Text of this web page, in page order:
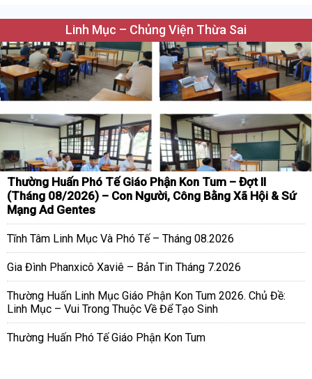
Linh Mục – Chủng Viện Thừa Sai
Thường Huấn Phó Tế Giáo Phận Kon Tum – Đợt II
(Tháng 08/2026) – Con Người, Công Bằng Xã Hội & Sứ
Mạng Ad Gentes
Tĩnh Tâm Linh Mục Và Phó Tế – Tháng 08.2026
Gia Đình Phanxicô Xaviê – Bản Tin Tháng 7.2026
Thường Huấn Linh Mục Giáo Phận Kon Tum 2026. Chủ Đề:
Linh Mục – Vui Trong Thuộc Về Để Tạo Sinh
Thường Huấn Phó Tế Giáo Phận Kon Tum